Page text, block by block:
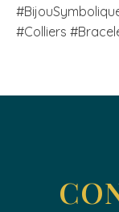
#Colliers